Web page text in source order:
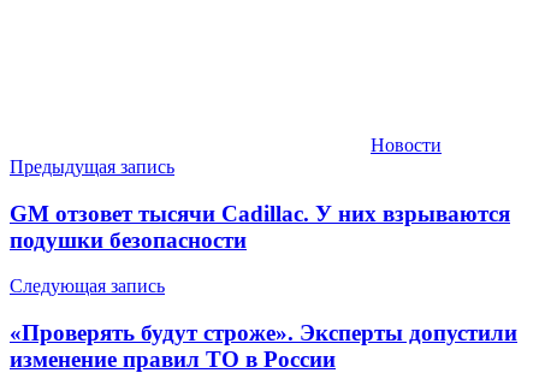
Новости
Навигация
по
записям
Предыдущая запись
GM отзовет тысячи Cadillac. У них взрываются
подушки безопасности
Следующая запись
«Проверять будут строже». Эксперты допустили
изменение правил ТО в России